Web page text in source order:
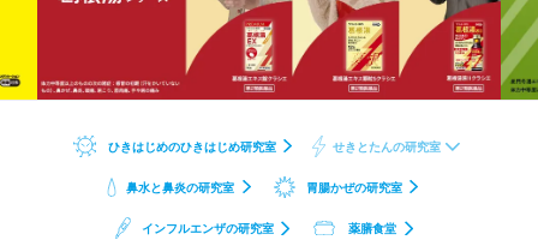
ひきはじめのひきはじめ研究室 せきとたんの研究室
鼻水と鼻炎の研究室 胃腸かぜの研究室
インフルエンザの研究室 薬膳食堂